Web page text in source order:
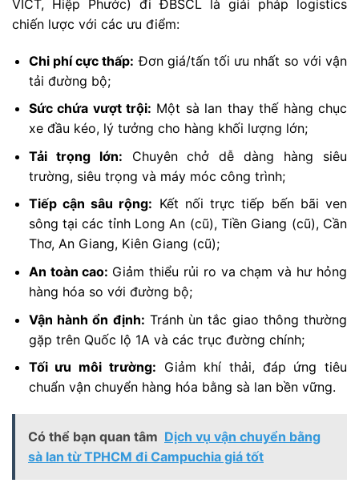
VICT, Hiệp Phước) đi ĐBSCL là giải pháp logistics
chiến lược với các ưu điểm:
Chi phí cực thấp: Đơn giá/tấn tối ưu nhất so với vận
tải đường bộ;
Sức chứa vượt trội: Một sà lan thay thế hàng chục
xe đầu kéo, lý tưởng cho hàng khối lượng lớn;
Tải trọng lớn: Chuyên chở dễ dàng hàng siêu
trường, siêu trọng và máy móc công trình;
Tiếp cận sâu rộng: Kết nối trực tiếp bến bãi ven
sông tại các tỉnh Long An (cũ), Tiền Giang (cũ), Cần
Thơ, An Giang, Kiên Giang (cũ);
An toàn cao: Giảm thiểu rủi ro va chạm và hư hỏng
hàng hóa so với đường bộ;
Vận hành ổn định: Tránh ùn tắc giao thông thường
gặp trên Quốc lộ 1A và các trục đường chính;
Tối ưu môi trường: Giảm khí thải, đáp ứng tiêu
chuẩn vận chuyển hàng hóa bằng sà lan bền vững.
Có thể bạn quan tâm Dịch vụ vận chuyển bằng
sà lan từ TPHCM đi Campuchia giá tốt